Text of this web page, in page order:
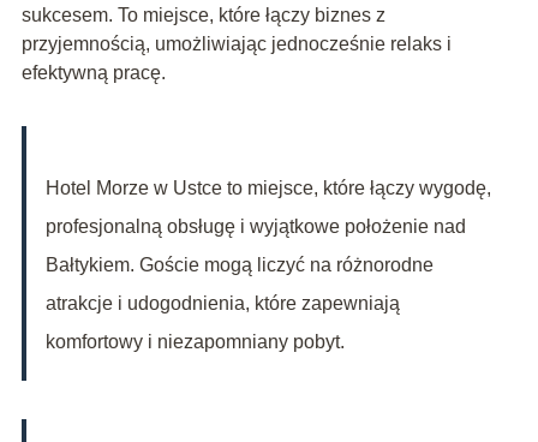
sukcesem. To miejsce, które łączy biznes z
przyjemnością, umożliwiając jednocześnie relaks i
efektywną pracę.
Hotel Morze w Ustce to miejsce, które łączy wygodę,
profesjonalną obsługę i wyjątkowe położenie nad
Bałtykiem. Goście mogą liczyć na różnorodne
atrakcje i udogodnienia, które zapewniają
komfortowy i niezapomniany pobyt.